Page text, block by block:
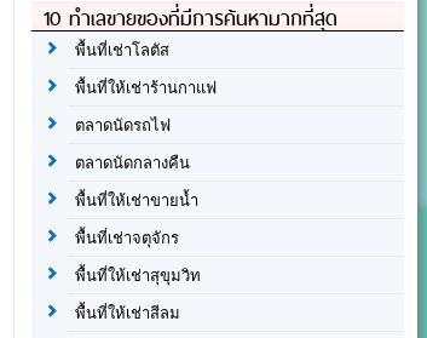
10 ทำเลขายของที่มีการค้นหามากที่สุด
พื้นที่เช่าโลตัส
พื้นที่ให้เช่าร้านกาแฟ
ตลาดนัดรถไฟ
ตลาดนัดกลางคืน
พื้นที่ให้เช่าขายน้ำ
พื้นที่เช่าจตุจักร
พื้นที่ให้เช่าสุขุมวิท
พื้นที่ให้เช่าสีลม